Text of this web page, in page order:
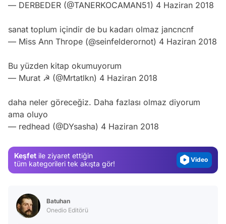
— DERBEDER (@TANERKOCAMAN51) 4 Haziran 2018
sanat toplum içindir de bu kadarı olmaz jancncnf
— Miss Ann Thrope (@seinfelderornot) 4 Haziran 2018
Bu yüzden kitap okumuyorum
— Murat ☭ (@Mrtatlkn) 4 Haziran 2018
daha neler göreceğiz. Daha fazlası olmaz diyorum
ama oluyo
— redhead (@DYsasha) 4 Haziran 2018
Keşfet ile ziyaret ettiğin
tüm kategorileri tek akışta gör!
Video
Batuhan
Onedio Editörü